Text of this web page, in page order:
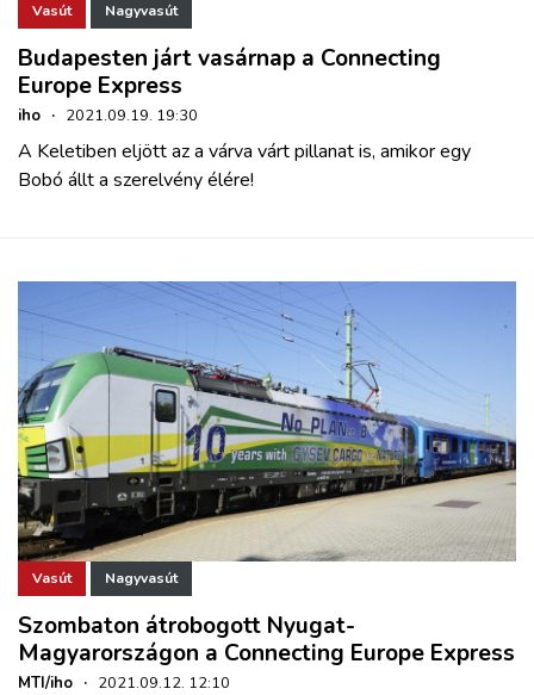
Vasút Nagyvasút
Budapesten járt vasárnap a Connecting
Europe Express
iho · 2021.09.19. 19:30
A Keletiben eljött az a várva várt pillanat is, amikor egy
Bobó állt a szerelvény élére!
Vasút Nagyvasút
Szombaton átrobogott Nyugat-
Magyarországon a Connecting Europe Express
MTI/iho · 2021.09.12. 12:10